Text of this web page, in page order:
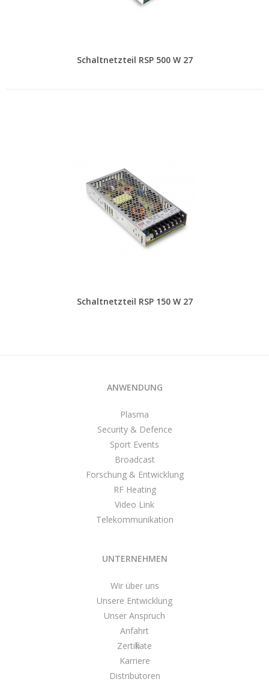
Schaltnetzteil RSP 500 W 27
Schaltnetzteil RSP 150 W 27
ANWENDUNG
Plasma
Security & Defence
Sport Events
Broadcast
Forschung & Entwicklung
RF Heating
Video Link
Telekommunikation
UNTERNEHMEN
Wir über uns
Unsere Entwicklung
Unser Anspruch
Anfahrt
Zertifikate
Karriere
Distributoren